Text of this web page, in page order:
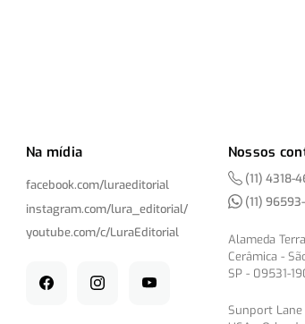
Na mídia
facebook.com/luraeditorial
instagram.com/lura_editorial/
youtube.com/c/LuraEditorial
Nossos
(11) 4318-
(11) 96593-
Alameda
Cerâmica -
SP - 09531-
Sunport